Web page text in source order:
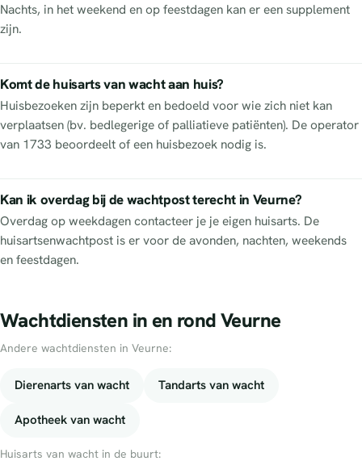
Nachts, in het weekend en op feestdagen kan er een supplement
zijn.
Komt de huisarts van wacht aan huis?
Huisbezoeken zijn beperkt en bedoeld voor wie zich niet kan
verplaatsen (bv. bedlegerige of palliatieve patiënten). De operator
van 1733 beoordeelt of een huisbezoek nodig is.
Kan ik overdag bij de wachtpost terecht in Veurne?
Overdag op weekdagen contacteer je je eigen huisarts. De
huisartsenwachtpost is er voor de avonden, nachten, weekends
en feestdagen.
Wachtdiensten in en rond Veurne
Andere wachtdiensten in Veurne:
Dierenarts van wacht Tandarts van wacht
Apotheek van wacht
Huisarts van wacht in de buurt: